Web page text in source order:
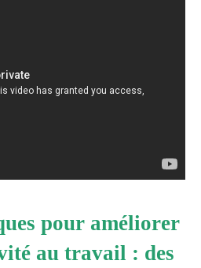
pour améliorer
au travail : des